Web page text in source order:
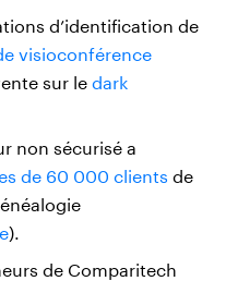
d’identification de
visioconférence
sur le dark
non sécurisé a
de 60 000 clients de
).
de Comparitech